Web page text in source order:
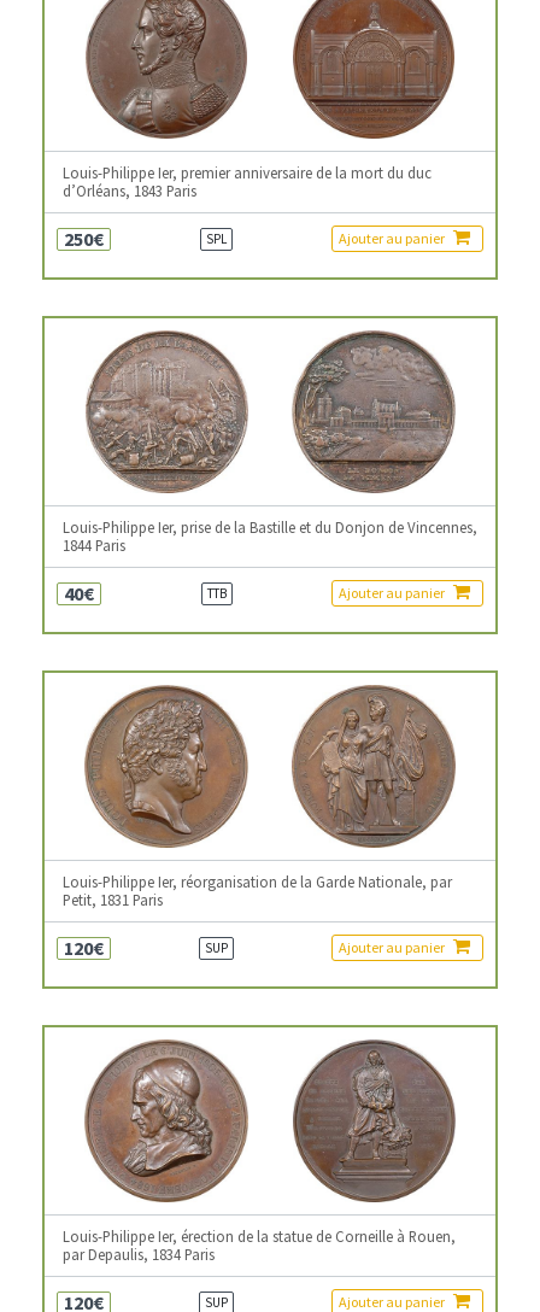
Louis-Philippe Ier, premier anniversaire de la mort du duc
d’Orléans, 1843 Paris
250€ SPL Ajouter au panier
Louis-Philippe Ier, prise de la Bastille et du Donjon de Vincennes,
1844 Paris
40€ TTB Ajouter au panier
Louis-Philippe Ier, réorganisation de la Garde Nationale, par
Petit, 1831 Paris
120€ SUP Ajouter au panier
Louis-Philippe Ier, érection de la statue de Corneille à Rouen,
par Depaulis, 1834 Paris
120€ SUP Ajouter au panier